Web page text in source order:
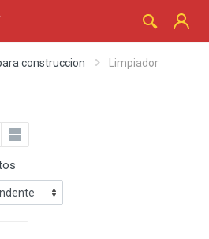
construccion Limpiador